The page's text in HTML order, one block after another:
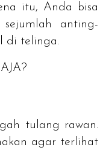
itu, Anda bisa
sejumlah anting-
di telinga.
tulang rawan.
agar terlihat